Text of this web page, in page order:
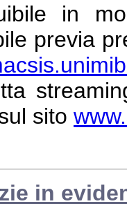
in
previa
sito
in